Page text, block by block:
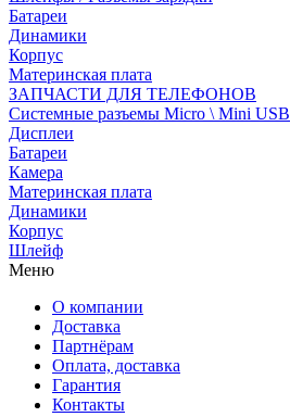
Батареи
Динамики
Корпус
Материнская плата
ЗАПЧАСТИ ДЛЯ ТЕЛЕФОНОВ
Системные разъемы Micro \ Mini USB
Дисплеи
Батареи
Камера
Материнская плата
Динамики
Корпус
Шлейф
Меню
О компании
Доставка
Партнёрам
Оплата, доставка
Гарантия
Контакты